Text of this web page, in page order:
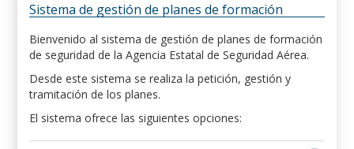
Sistema de gestión de planes de formación
Bienvenido al sistema de gestión de planes de formación
de seguridad de la Agencia Estatal de Seguridad Aérea.
Desde este sistema se realiza la petición, gestión y
tramitación de los planes.
El sistema ofrece las siguientes opciones: